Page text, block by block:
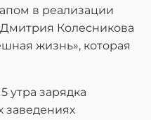
в реализации
Колесникова
жизнь», которая
утра зарядка
заведениях